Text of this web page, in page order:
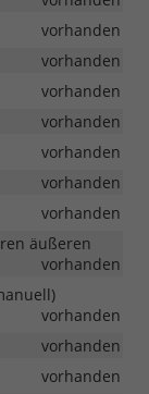
vorhanden
vorhanden
vorhanden
vorhanden
vorhanden
vorhanden
vorhanden
äußeren
vorhanden
vorhanden
vorhanden
vorhanden